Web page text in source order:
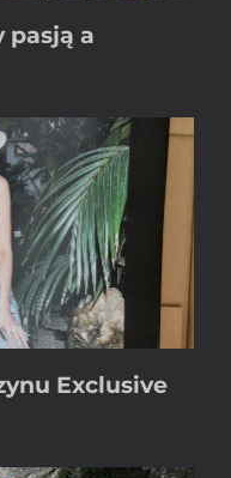
pasją a
Exclusive